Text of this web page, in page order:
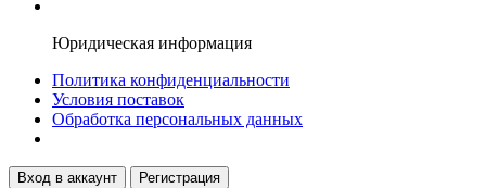
Юридическая информация
Политика конфиденциальности
Условия поставок
Обработка персональных данных
Вход в аккаунт
Регистрация